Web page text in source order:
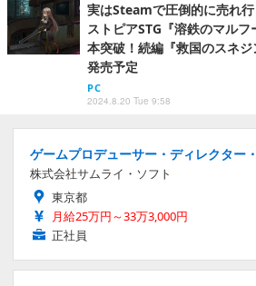
実はSteamで圧倒的に売れ
ストピアSTG『溶鉄のマル
本突破！続編『救国のスネ
発売予定
PC
2024.8.20 Tue 9:58
ゲームプロデューサー・ディレクター
株式会社サムライ・ソフト
東京都
月給25万円～33万3,000円
正社員